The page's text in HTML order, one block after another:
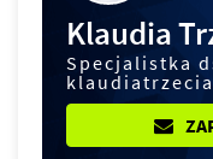
Klaudia
Specjalistka